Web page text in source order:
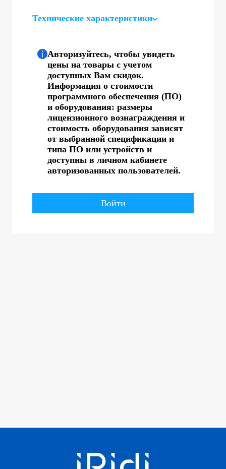
Технические характеристики
Авторизуйтесь, чтобы увидеть
цены на товары с учетом
доступных Вам скидок.
Информация о стоимости
программного обеспечения (ПО)
и оборудования: размеры
лицензионного вознаграждения и
стоимость оборудования зависят
от выбранной спецификации и
типа ПО или устройств и
доступны в личном кабинете
авторизованных пользователей.
Войти